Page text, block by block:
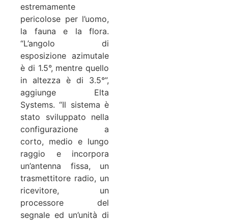
estremamente
pericolose per l’uomo,
la fauna e la flora.
“L’angolo di
esposizione azimutale
è di 1.5°, mentre quello
in altezza è di 3.5°”,
aggiunge Elta
Systems. “Il sistema è
stato sviluppato nella
configurazione a
corto, medio e lungo
raggio e incorpora
un’antenna fissa, un
trasmettitore radio, un
ricevitore, un
processore del
segnale ed un’unità di